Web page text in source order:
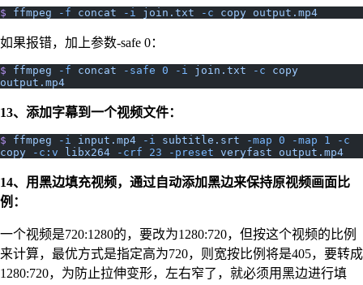
$ ffmpeg -f concat -i join.txt -c copy output.mp4
如果报错，加上参数-safe 0：
$ ffmpeg -f concat -safe 0 -i join.txt -c copy
output.mp4
13、添加字幕到一个视频文件：
$ ffmpeg -i input.mp4 -i subtitle.srt -map 0 -map 1 -c
copy -c:v libx264 -crf 23 -preset veryfast output.mp4
14、用黑边填充视频，通过自动添加黑边来保持原视频画面比
例：
一个视频是720:1280的，要改为1280:720，但按这个视频的比例
来计算，最优方式是指定高为720，则宽按比例将是405，要转成
1280:720，为防止拉伸变形，左右窄了，就必须用黑边进行填